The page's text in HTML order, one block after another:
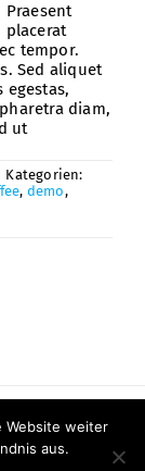
placerat
tempor.
Sed aliquet
egestas,
diam,
ut
Kategorien:
, demo,
GmbH
Website weiter
aus.